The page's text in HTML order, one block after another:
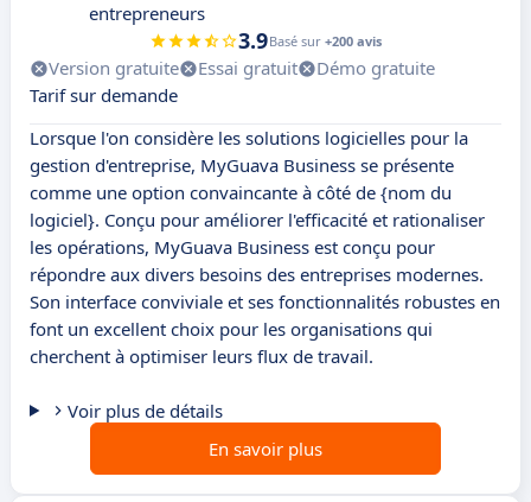
entrepreneurs
3.9Basé sur +200 avis
Version gratuite Essai gratuit
Démo gratuite
Tarif sur demande
Lorsque l'on considère les solutions logicielles pour la
gestion d'entreprise, MyGuava Business se présente
comme une option convaincante à côté de {nom du
logiciel}. Conçu pour améliorer l'efficacité et rationaliser
les opérations, MyGuava Business est conçu pour
répondre aux divers besoins des entreprises modernes.
Son interface conviviale et ses fonctionnalités robustes en
font un excellent choix pour les organisations qui
cherchent à optimiser leurs flux de travail.
Voir plus de détails
En savoir plus